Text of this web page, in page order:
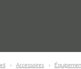
Accessoires